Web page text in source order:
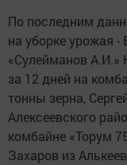
По последним
на уборке урожая
«Сулейманов А.И.»
за 12 дней на
тонны зерна,
Алексеевского
комбайне «Торум
Захаров из